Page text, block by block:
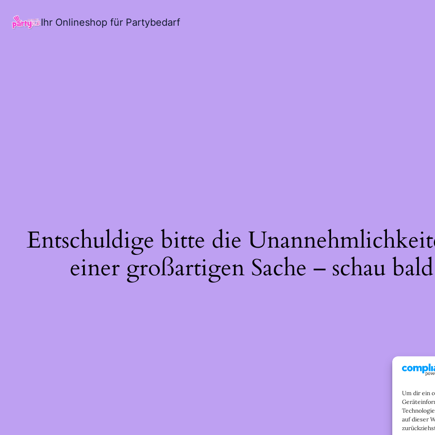
Um dir ein
auf dieser
Ihr Onlineshop für Partybedarf
Entschuldige bitte die
einer großartigen Sache – schau